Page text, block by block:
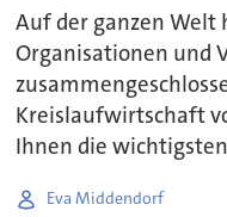
Auf der ganzen Welt
Organisationen und
Kreislaufwirtschaft
Ihnen die
Eva Middendorf